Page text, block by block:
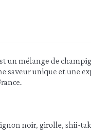
un mélange de
saveur unique et une
noir, girolle, shii-